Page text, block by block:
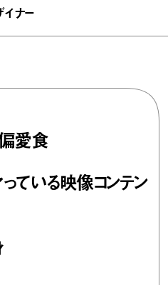
ナー
愛食
ている映像コンテン